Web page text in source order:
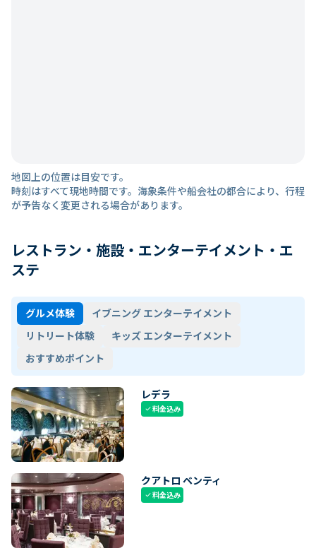
地図上の位置は目安です。
時刻はすべて現地時間です。海象条件や船会社の都合により、行程
が予告なく変更される場合があります。
レストラン・施設・エンターテイメント・エ
ステ
グルメ体験
イブニング エンターテイメント
リトリート体験
キッズ エンターテイメント
おすすめポイント
レデラ
check料金込み
クアトロ ベンティ
check料金込み